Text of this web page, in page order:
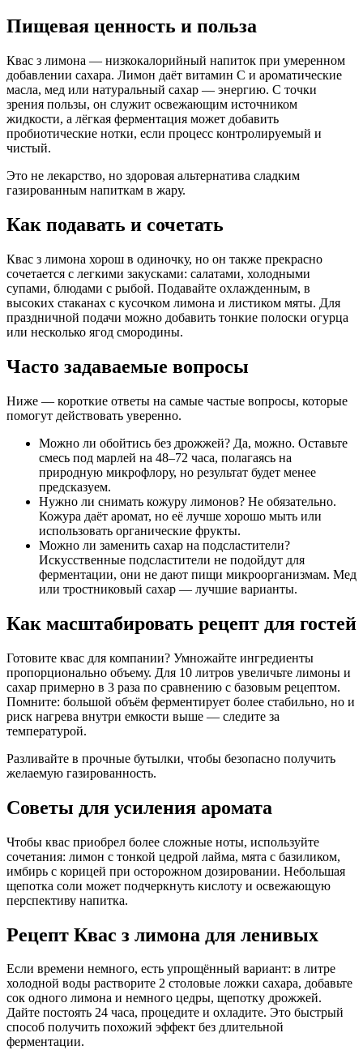
Пищевая ценность и польза
Квас з лимона — низкокалорийный напиток при умеренном
добавлении сахара. Лимон даёт витамин С и ароматические
масла, мед или натуральный сахар — энергию. С точки
зрения пользы, он служит освежающим источником
жидкости, а лёгкая ферментация может добавить
пробиотические нотки, если процесс контролируемый и
чистый.
Это не лекарство, но здоровая альтернатива сладким
газированным напиткам в жару.
Как подавать и сочетать
Квас з лимона хорош в одиночку, но он также прекрасно
сочетается с легкими закусками: салатами, холодными
супами, блюдами с рыбой. Подавайте охлажденным, в
высоких стаканах с кусочком лимона и листиком мяты. Для
праздничной подачи можно добавить тонкие полоски огурца
или несколько ягод смородины.
Часто задаваемые вопросы
Ниже — короткие ответы на самые частые вопросы, которые
помогут действовать уверенно.
Можно ли обойтись без дрожжей? Да, можно. Оставьте
смесь под марлей на 48–72 часа, полагаясь на
природную микрофлору, но результат будет менее
предсказуем.
Нужно ли снимать кожуру лимонов? Не обязательно.
Кожура даёт аромат, но её лучше хорошо мыть или
использовать органические фрукты.
Можно ли заменить сахар на подсластители?
Искусственные подсластители не подойдут для
ферментации, они не дают пищи микроорганизмам. Мед
или тростниковый сахар — лучшие варианты.
Как масштабировать рецепт для гостей
Готовите квас для компании? Умножайте ингредиенты
пропорционально объему. Для 10 литров увеличьте лимоны и
сахар примерно в 3 раза по сравнению с базовым рецептом.
Помните: большой объём ферментирует более стабильно, но и
риск нагрева внутри емкости выше — следите за
температурой.
Разливайте в прочные бутылки, чтобы безопасно получить
желаемую газированность.
Советы для усиления аромата
Чтобы квас приобрел более сложные ноты, используйте
сочетания: лимон с тонкой цедрой лайма, мята с базиликом,
имбирь с корицей при осторожном дозировании. Небольшая
щепотка соли может подчеркнуть кислоту и освежающую
перспективу напитка.
Рецепт Квас з лимона для ленивых
Если времени немного, есть упрощённый вариант: в литре
холодной воды растворите 2 столовые ложки сахара, добавьте
сок одного лимона и немного цедры, щепотку дрожжей.
Дайте постоять 24 часа, процедите и охладите. Это быстрый
способ получить похожий эффект без длительной
ферментации.